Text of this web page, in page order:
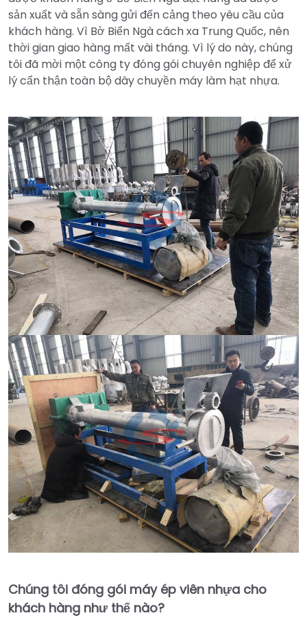
sản xuất và sẵn sàng gửi đến cảng theo yêu cầu của
khách hàng. Vì Bờ Biển Ngà cách xa Trung Quốc, nên
thời gian giao hàng mất vài tháng. Vì lý do này, chúng
tôi đã mời một công ty đóng gói chuyên nghiệp để xử
lý cẩn thận toàn bộ dây chuyền máy làm hạt nhựa.
Chúng tôi đóng gói máy ép viên nhựa cho
khách hàng như thế nào?